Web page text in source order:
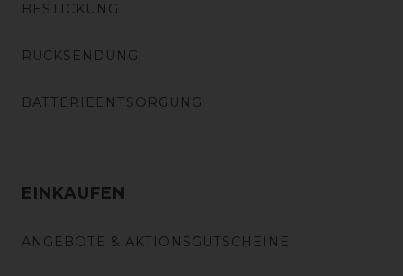
BESTICKUNG
RÜCKSENDUNG
BATTERIEENTSORGUNG
EINKAUFEN
ANGEBOTE & AKTIONSGUTSCHEINE